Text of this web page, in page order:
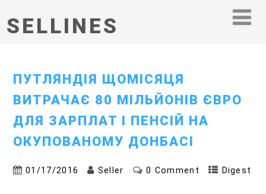
SELLINES
ПУТЛЯНДІЯ ЩОМІСЯЦЯ
ВИТРАЧАЄ 80 МІЛЬЙОНІВ ЄВРО
ДЛЯ ЗАРПЛАТ І ПЕНСІЙ НА
ОКУПОВАНОМУ ДОНБАСІ
01/17/2016 Seller 0 Comment Digest